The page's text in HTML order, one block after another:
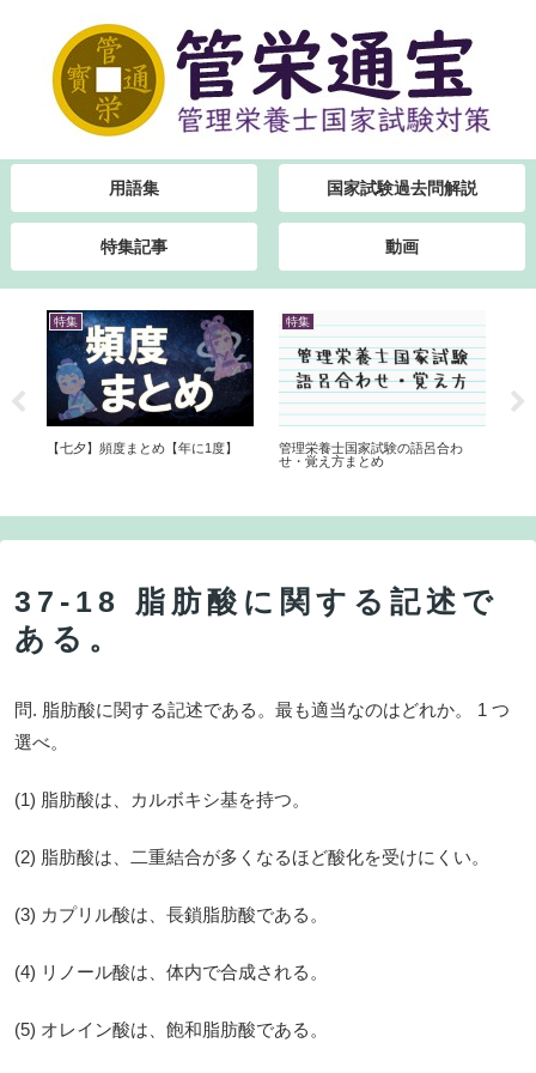
用語集 国家試験過去問解説
特集記事 動画
特集
【七夕】頻度まとめ【年に1度】
特集
管理栄養士国家試験の語呂合わ
せ・覚え方まとめ
37-18 脂肪酸に関する記述で
ある。
問. 脂肪酸に関する記述である。最も適当なのはどれか。 1 つ
選べ。
(1) 脂肪酸は、カルボキシ基を持つ。
(2) 脂肪酸は、二重結合が多くなるほど酸化を受けにくい。
(3) カプリル酸は、長鎖脂肪酸である。
(4) リノール酸は、体内で合成される。
(5) オレイン酸は、飽和脂肪酸である。